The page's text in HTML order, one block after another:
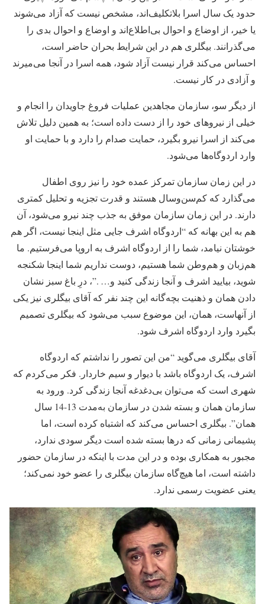
حدود یک سال اسرا بلاتکلیف‌اند، مشخص نیست که آزاد می‌شوند
یا خیر، از اوضاع و احوال بی‌اطلاع‌اند و اوضاع و احوال بدی را
می‌گذرانند. بیگلری هم در این شرایط بحران حاضر است،
احساس می‌کند قرار نیست آزاد شود، همه اسرا در آنجا می‌میرند
و آزادی در کار نیست.
از دیگر سو، سازمان مجاهدین عملیات فروغ جاویدان را انجام و
خیلی از نیروهای خود را از دست داده است؛ به همین دلیل تلاش
می‌کند از اسرا نیرو بگیرد، حمایت صدام را دارد و با حمایت او
وارد اردوگاه‌ها می‌شود.
در این زمان سازمان تمرکز عمده خود را نیز روی اطفال
می‌گذارد که کم‌سن‌وسال هستند و قدرت تجزیه و تحلیل کمتری
دارند. در این زمان سازمان موفق به جذب چند نیرو می‌شود، آن
هم به این بهانه که “اردوگاه اشرف جایی مثل اینجا نیست، اگر هم
خوشتان نیامد، شما را از اردوگاه اشرف به اروپا می‌فرستیم. ما
هم‌زبان و هم‌وطن شما هستیم، دوست نداریم شما اینجا شکنجه
شوید، بیایید اشرف و آنجا زندگی کنید و… .”، درِ باغ سبز نشان
دادن همان و ذهنیت بچه‌گانه این چند نفر که آقای بیگلری نیز یکی
از آنهاست، همان، این موضوع سبب می‌شود که بیگلری تصمیم
بگیرد وارد اردوگاه اشرف شود.
آقای بیگلری می‌گوید “من این تصور را نداشتم که اردوگاه
اشرف، یک اردوگاه باشد با دیوار و سیم خاردار. فکر می‌کردم که
شهری است که می‌توان بی‌دغدغه آنجا زندگی کرد. ورود به
سازمان همان و بسته شدن در سازمان به‌مدت 13-14 سال
همان”. بیگلری احساس می‌کند که اشتباه کرده است، اما
پشیمانی زمانی که درها بسته شده است دیگر سودی ندارد،
مجبور به همکاری بوده و در این مدت با اینکه در سازمان حضور
داشته است، اما هیچ‌گاه سازمان بیگلری را عضو خود نمی‌کند؛
یعنی عضویت رسمی ندارد.